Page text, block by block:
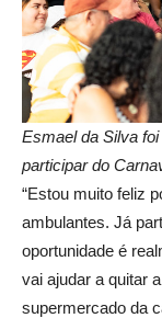
Esmael da Silva
participar do
“Estou muito feliz
ambulantes. Já
oportunidade é
vai ajudar a quitar
supermercado da